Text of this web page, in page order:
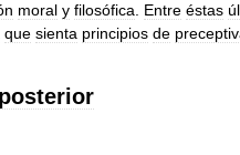
moral y filosófica Entre éstas
que sienta principios de
posterior